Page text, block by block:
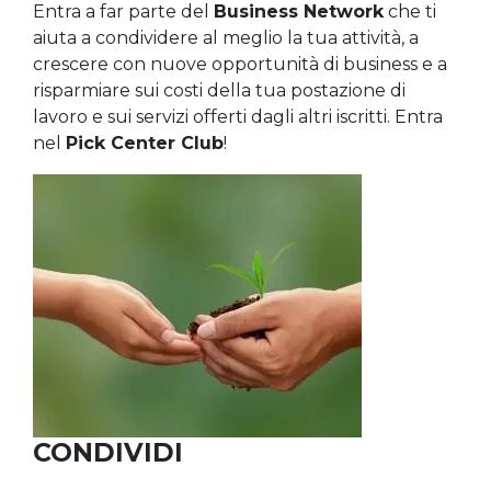
Entra a far parte del Business Networkche ti
aiuta a condividere al meglio la tua attività, a
crescere con nuove opportunità di business e a
risparmiare sui costi della tua postazione di
lavoro e sui servizi offerti dagli altri iscritti. Entra
nel Pick Center Club!
CONDIVIDI